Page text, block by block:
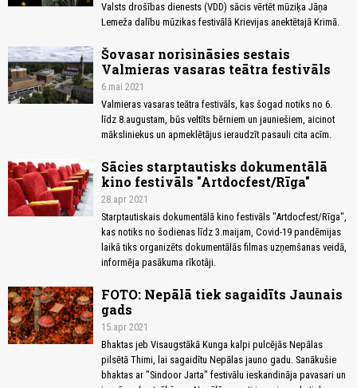
Valsts drošības dienests (VDD) sācis vērtēt mūziķa Jāņa
Lemeža dalību mūzikas festivālā Krievijas anektētajā Krimā.
Šovasar norisināsies sestais
Valmieras vasaras teātra festivāls
6.mai 2021
Valmieras vasaras teātra festivāls, kas šogad notiks no 6.
līdz 8.augustam, būs veltīts bērniem un jauniešiem, aicinot
māksliniekus un apmeklētājus ieraudzīt pasauli cita acīm.
Sācies starptautisks dokumentālā
kino festivāls "Artdocfest/Rīga"
28.apr 2021
Starptautiskais dokumentālā kino festivāls "Artdocfest/Rīga",
kas notiks no šodienas līdz 3.maijam, Covid-19 pandēmijas
laikā tiks organizēts dokumentālās filmas uzņemšanas veidā,
informēja pasākuma rīkotāji.
FOTO: Nepālā tiek sagaidīts Jaunais
gads
15.apr 2021
Bhaktas jeb Visaugstākā Kunga kalpi pulcējās Nepālas
pilsētā Thimi, lai sagaidītu Nepālas jauno gadu. Sanākušie
bhaktas ar "Sindoor Jarta" festivālu ieskandināja pavasari un